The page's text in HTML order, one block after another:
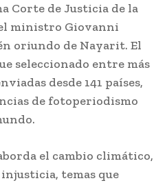
Corte de Justicia de la
ministro Giovanni
oriundo de Nayarit. El
seleccionado entre más
desde 141 países,
de fotoperiodismo
el cambio climático,
temas que